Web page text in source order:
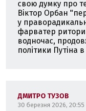
свою думку про
Віктор Орбан
у
фарватер
водночас,
політики Путіна
ДМИТРО ТУЗОВ
30 березня 2026, 20:55